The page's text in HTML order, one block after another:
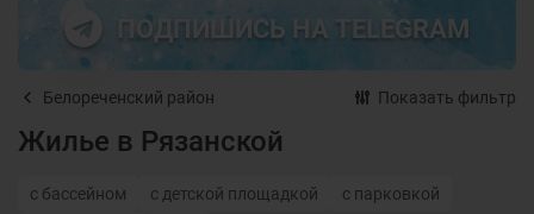
ПОДПИШИСЬ НА TELEGRAM
Белореченский район Показать фильтр
Жилье в Рязанской
с бассейном с детской площадкой
с парковкой